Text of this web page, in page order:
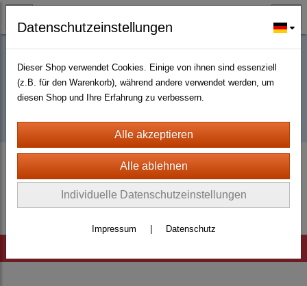
Buy D2R items | Diablo 2 Resurrected |
D2km
D2 LEGACY (OLD D2) Europe Sc Ladder
Datenschutzeinstellungen
Dieser Shop verwendet Cookies. Einige von ihnen sind essenziell
(z.B. für den Warenkorb), während andere verwendet werden, um
diesen Shop und Ihre Erfahrung zu verbessern.
Individuelle Datenschutzeinstellungen
Impressum Datenschutz